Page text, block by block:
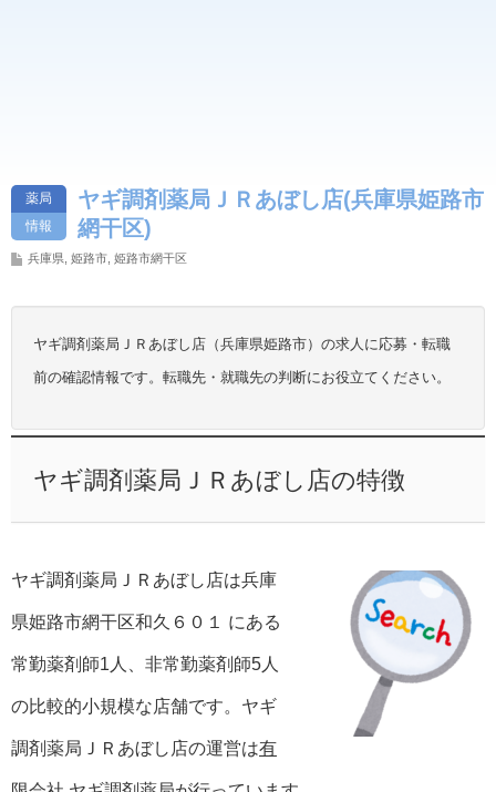
薬局
情報
ヤギ調剤薬局ＪＲあぼし店(兵庫県姫路市
網干区)
兵庫県 姫路市 姫路市網干区
ヤギ調剤薬局ＪＲあぼし店（兵庫県姫路市）の求人に応募・転職
前の確認情報です。転職先・就職先の判断にお役立てください。
ヤギ調剤薬局ＪＲあぼし店の特徴
ヤギ調剤薬局ＪＲあぼし店は兵庫
県姫路市網干区和久６０１ にある
常勤薬剤師1人、非常勤薬剤師5人
の比較的小規模な店舗です。ヤギ
調剤薬局ＪＲあぼし店の運営は有